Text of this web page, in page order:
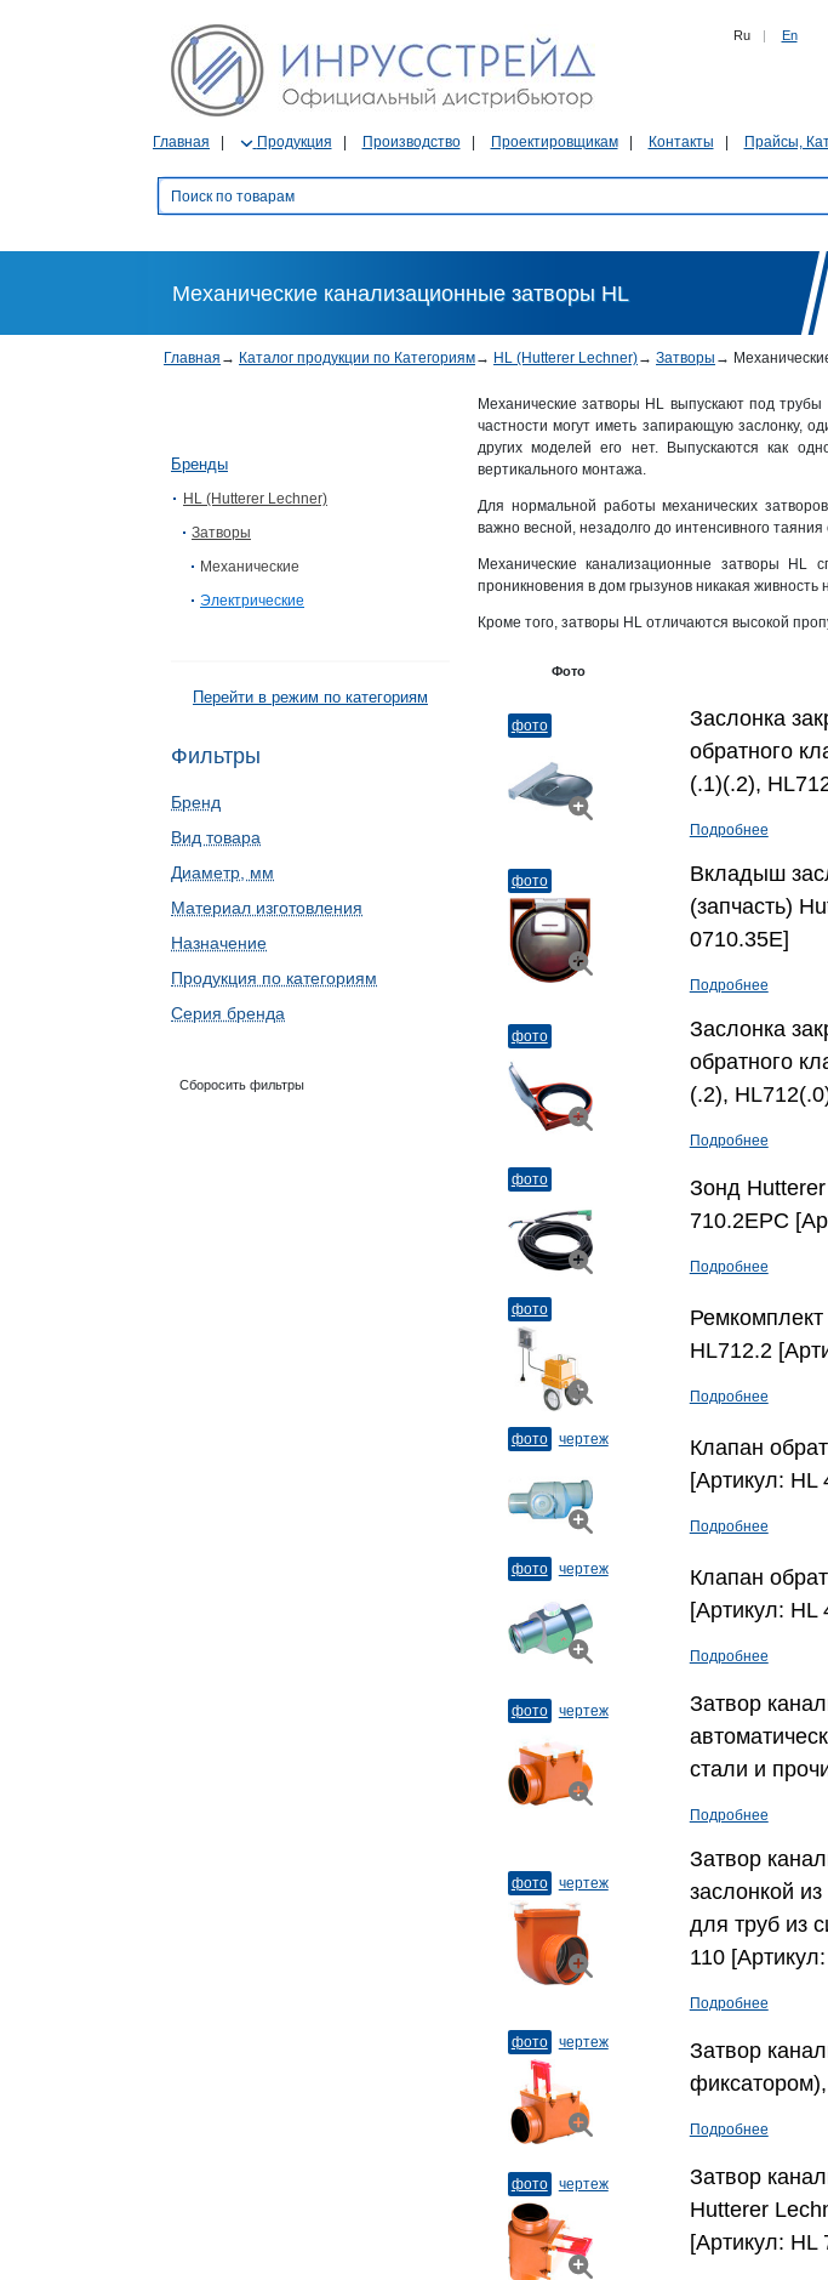
Ru | En
Главная Продукция Производство Проектировщикам Контакты Прайсы,
Механические канализационные затворы HL
Главная → Каталог продукции по Категориям→ HL (Hutterer Lechner)→ Затворы →
Бренды
HL (Hutterer Lechner)
Затворы
Механические
Электрические
Перейти в режим по категориям
Фильтры
Бренд
Вид товара
Диаметр, мм
Материал изготовления
Назначение
Продукция по категориям
Серия бренда
Сборосить фильтры
Механические затворы HL выпускают под
частности могут иметь запирающую заслонку,
других моделей его нет. Выпускаются как
вертикального монтажа.
Для нормальной работы механических
важно весной, незадолго до интенсивного
Механические канализационные затворы
проникновения в дом грызунов никакая
Кроме того, затворы HL отличаются высокой
Фото
фото
Заслонка
обратного
(.1)(.2),
Подробнее
фото
Вкладыш
(запчасть)
0710.35E]
Подробнее
фото
Заслонка
обратного
(.2),
Подробнее
фото
Зонд
710.2EPC
Подробнее
фото
HL712.2
Подробнее
фото чертеж
Клапан
[Артикул: HL
Подробнее
фото чертеж
Клапан
[Артикул: HL
Подробнее
фото чертеж
Затвор
стали и
Подробнее
фото чертеж
Затвор
заслонкой
для труб из
110
Подробнее
фото чертеж
Затвор
Подробнее
фото чертеж
Затвор
Hutterer
[Артикул: HL